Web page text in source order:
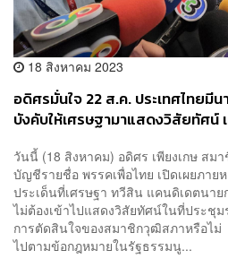
18 สิงหาคม 2023
อดิศรมั่นใจ 22 ส.ค. ประเทศไทยมี
บังคับให้เศรษฐามาแสดงวิสัยทัศน์
วันนี้ (18 สิงหาคม) อดิศร เพียงเกษ สม
บัญชีรายชื่อ พรรคเพื่อไทย เปิดเผยภาย
ประเด็นที่เศรษฐา ทวีสิน แคนดิเดตนาย
ไม่ต้องเข้าไปแสดงวิสัยทัศน์ในที่ประชุ
การตัดสินใจของสมาชิกวุฒิสภาหรือไ
ไปตามข้อกฎหมายในรัฐธรรมนู...